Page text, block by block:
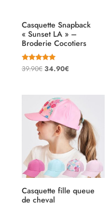
Casquette Snapback
« Sunset LA » –
Broderie Cocotiers
Note
5.00
39.90€ Le
initial
était :
39.90€.
34.90€Le
actuel
est :
34.90€.
Casquette fille queue
de cheval